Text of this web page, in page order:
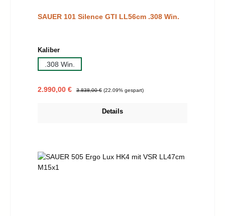
SAUER 101 Silence GTI LL56cm .308 Win.
Kaliberauswählen
.308 Win.
Verkaufspreis:
2.990,00 € Regulärer Preis:
3.838,00 € (22.09% gespart)
Details